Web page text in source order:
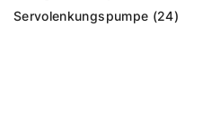
Servolenkungspumpe (24)